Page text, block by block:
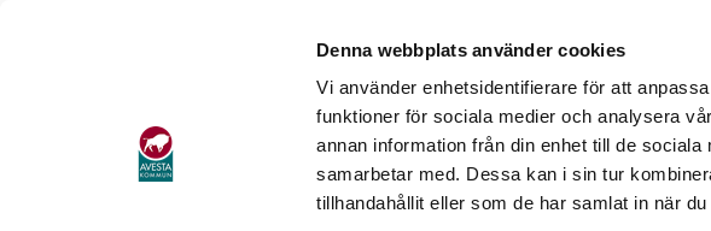
Denna webbplats använder cookies
Vi använder enhetsidentifierare för att
funktioner för sociala medier och analysera
annan information från din enhet till de
samarbetar med. Dessa kan i sin tur
tillhandahållit eller som de har samlat in när